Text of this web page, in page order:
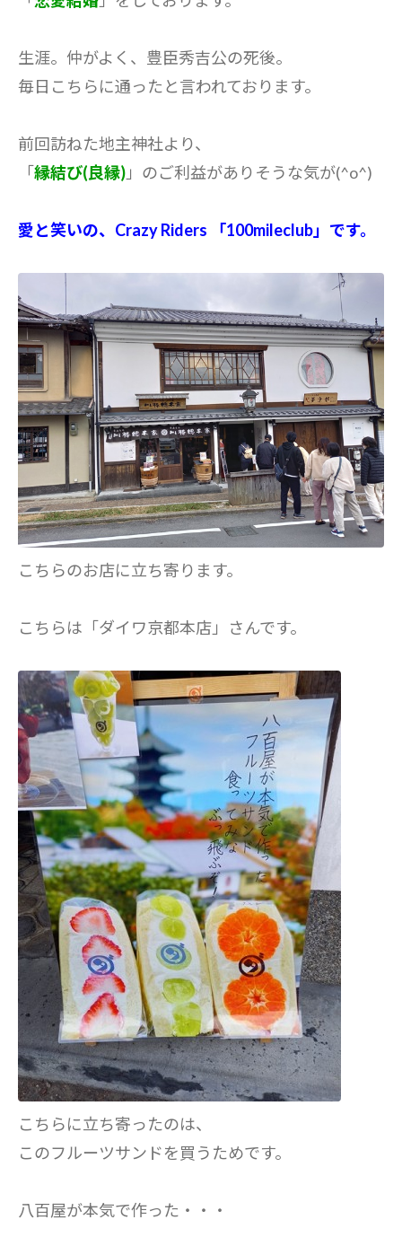
生涯。仲がよく、豊臣秀吉公の死後。
毎日こちらに通ったと言われております。
前回訪ねた地主神社より、
「縁結び(良縁) 」のご利益がありそうな気が(^o^)
愛と笑いの、Crazy Riders 「100mileclub」です。
こちらのお店に立ち寄ります。
こちらは「ダイワ京都本店」さんです。
こちらに立ち寄ったのは、
このフルーツサンドを買うためです。
八百屋が本気で作った・・・